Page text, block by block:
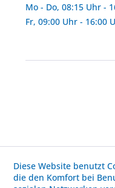
Mo - Do, 08:15 Uhr -
Fr, 09:00 Uhr - 16:00
Diese Website benutzt
die den Komfort bei